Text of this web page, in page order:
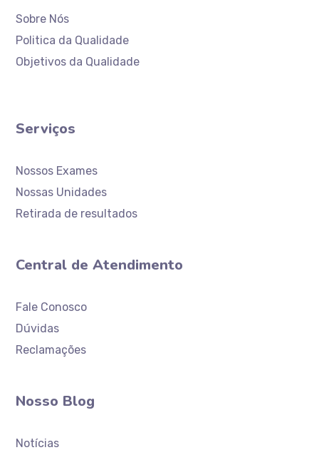
Sobre Nós
Politica da Qualidade
Objetivos da Qualidade
Serviços
Nossos Exames
Nossas Unidades
Retirada de resultados
Central de Atendimento
Fale Conosco
Dúvidas
Reclamações
Nosso Blog
Notícias